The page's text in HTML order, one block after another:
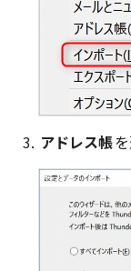
アドレス帳